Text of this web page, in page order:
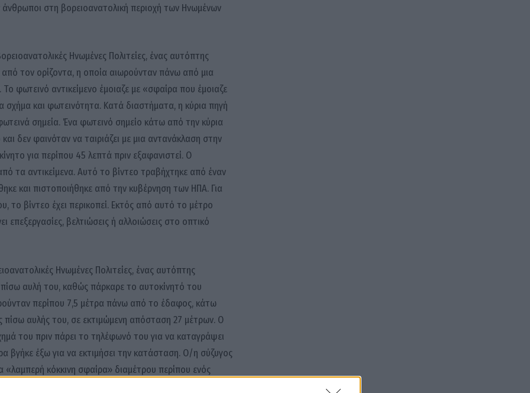
άνθρωποι στη βορειοανατολική περιοχή των Ηνωμένων
Ηνωμένες Πολιτείες, ένας αυτόπτης
τον ορίζοντα, η οποία αιωρούνταν πάνω από μια
φωτεινό αντικείμενο έμοιαζε με «σφαίρα που έμοιαζε
και φωτεινότητα. Κατά διαστήματα, η κύρια πηγή
σημεία. Ένα φωτεινό σημείο κάτω από την κύρια
δεν φαινόταν να ταιριάζει με μια αντανάκλαση στην
για περίπου 45 λεπτά πριν εξαφανιστεί. Ο
τα αντικείμενα. Αυτό το βίντεο τραβήχτηκε από έναν
και πιστοποιήθηκε από την κυβέρνηση των ΗΠΑ. Για
το βίντεο έχει περικοπεί. Εκτός από αυτό το μέτρο
επεξεργασίες, βελτιώσεις ή αλλοιώσεις στο οπτικό
Ηνωμένες Πολιτείες, ένας αυτόπτης
αυλή του, καθώς πάρκαρε το αυτοκίνητό του
περίπου 7,5 μέτρα πάνω από το έδαφος, κάτω
πίσω αυλής του, σε εκτιμώμενη απόσταση 27 μέτρων. Ο
του πριν πάρει το τηλέφωνό του για να καταγράψει
έξω για να εκτιμήσει την κατάσταση. Ο/η σύζυγος
κόκκινη σφαίρα» διαμέτρου περίπου ενός
να είναι ένας λευκός «ήλιος» περίπου στο μέγεθος